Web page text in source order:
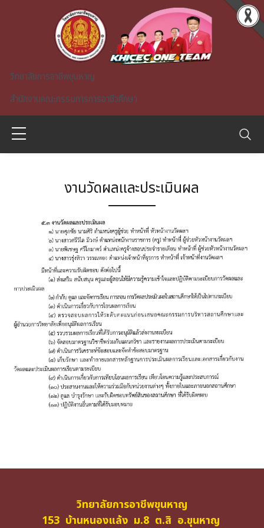
Skip to main content
วิทยาลัยการอาชีพขุนหาญ
สำนักงานคณะกรรมการการอาชีวศึกษา
งานวัดผลและประเมินผล
วิทยาลัยการอาชีพขุนหาญ
153 บ้านหนองแล้ง ม.8 ต.สิ อ.ขุนหาญ